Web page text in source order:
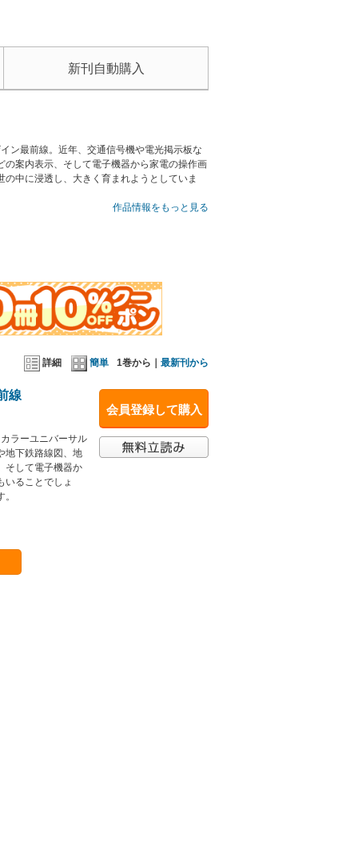
新刊自動購入
最前線。近年、交通信号機や電光掲示板な
案内表示、そして電子機器から家電の操作画
中に浸透し、大きく育まれようとしていま
作品情報をもっと見る
詳細 簡単 1巻から｜ 最新刊から
会員登録して購入
線
ラーユニバーサル
地下鉄路線図、地
そして電子機器か
いることでしょ